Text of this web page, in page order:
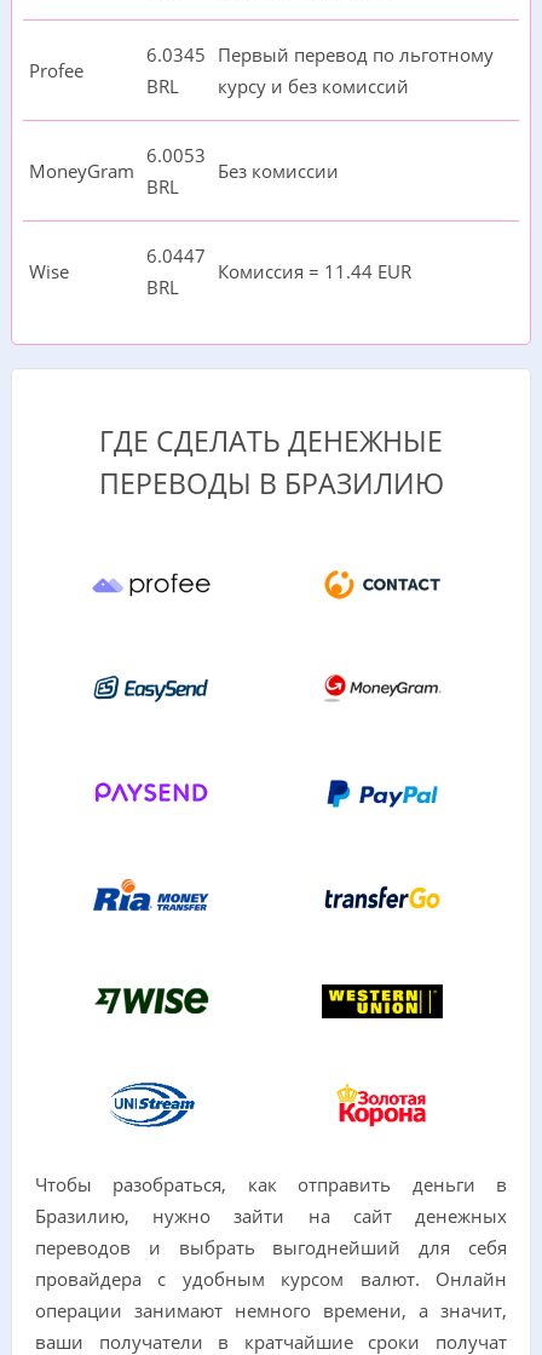
Profee
6.0345
BRL
Первый перевод по льготному
курсу и без комиссий
MoneyGram
6.0053
BRL
Без комиссии
Wise
6.0447
BRL
Комиссия = 11.44 EUR
ГДЕ СДЕЛАТЬ ДЕНЕЖНЫЕ
ПЕРЕВОДЫ В БРАЗИЛИЮ
Чтобы разобраться, как отправить деньги в
Бразилию, нужно зайти на сайт денежных
переводов и выбрать выгоднейший для себя
провайдера с удобным курсом валют. Онлайн
операции занимают немного времени, а значит,
ваши получатели в кратчайшие сроки получат